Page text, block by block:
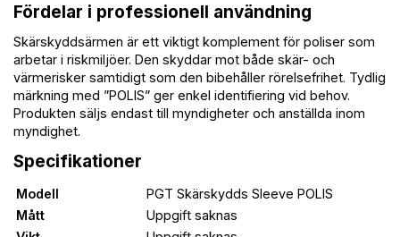
Fördelar i professionell användning
Skärskyddsärmen är ett viktigt komplement för poliser som
arbetar i riskmiljöer. Den skyddar mot både skär- och
värmerisker samtidigt som den bibehåller rörelsefrihet. Tydlig
märkning med ”POLIS” ger enkel identifiering vid behov.
Produkten säljs endast till myndigheter och anställda inom
myndighet.
Specifikationer
Modell
PGT Skärskydds Sleeve POLIS
Mått
Uppgift saknas